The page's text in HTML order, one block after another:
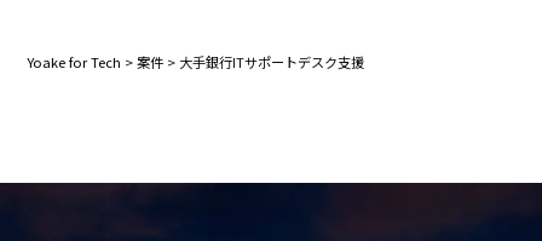
Yoake for Tech >案件 > 大手銀行ITサポートデスク支援